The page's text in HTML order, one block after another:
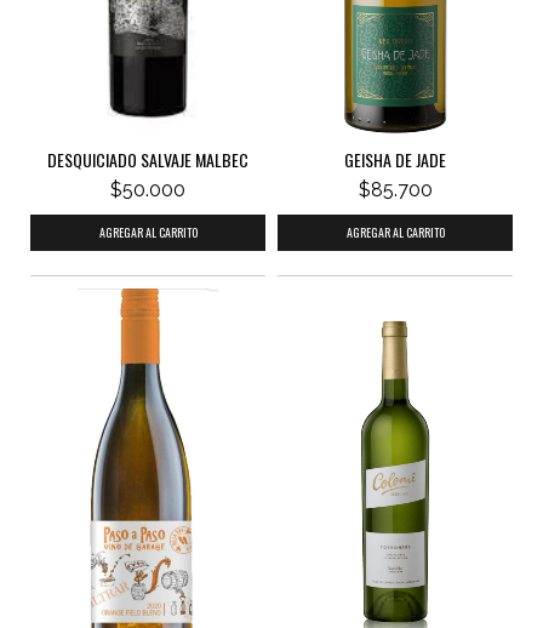
DESQUICIADO SALVAJE MALBEC
$50.000
GEISHA DE JADE
$85.700